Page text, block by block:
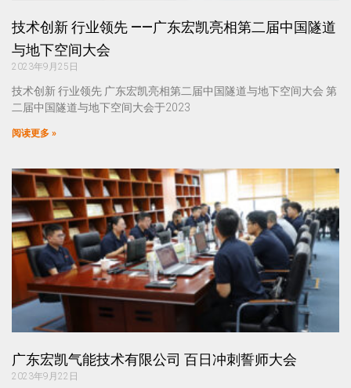
技术创新 行业领先 ——广东宏凯亮相第二届中国隧道
与地下空间大会
2023年9月25日
技术创新 行业领先 广东宏凯亮相第二届中国隧道与地下空间大会 第
二届中国隧道与地下空间大会于2023
阅读更多 »
广东宏凯气能技术有限公司 百日冲刺誓师大会
2023年9月22日